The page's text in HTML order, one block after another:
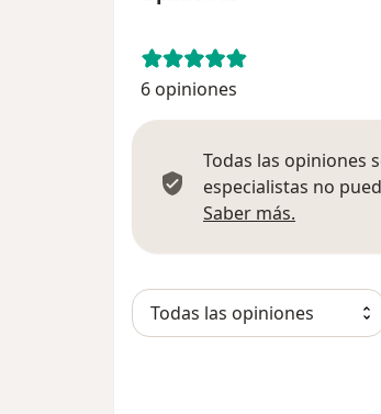
6 opiniones
Todas las opiniones
especialistas no
Saber más.